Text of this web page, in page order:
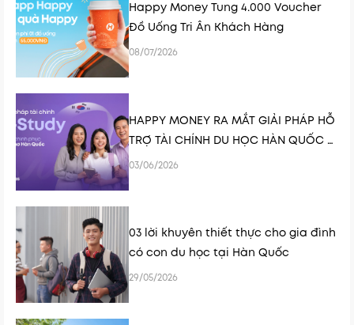
Happy Money Tung 4.000 Voucher
Đồ Uống Tri Ân Khách Hàng
08/07/2026
HAPPY MONEY RA MẮT GIẢI PHÁP HỖ
TRỢ TÀI CHÍNH DU HỌC HÀN QUỐC K-
STUDY
03/06/2026
03 lời khuyên thiết thực cho gia đình
có con du học tại Hàn Quốc
29/05/2026